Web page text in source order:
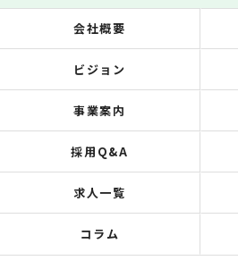
会社概要
ビジョン
事業案内
採用Q&A
求人一覧
コラム